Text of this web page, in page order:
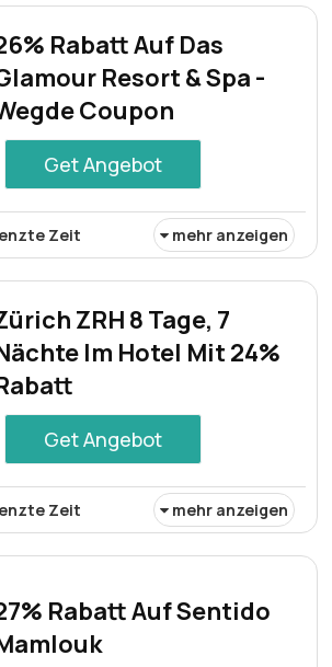
Annehmlichkeiten und unberührte
Sie dabei viel. Buchen Sie jetzt für
Urlaubserlebnis.
Rabatt Auf Das
Resort & Spa -
Coupon
Get Angebot
Zeit mehr anzeigen
Annehmlichkeiten und
inmitten einer atemberaubenden
ZRH 8 Tage, 7
Im Hotel Mit 24%
Get Angebot
Zeit mehr anzeigen
ein einwöchiges Erlebnis im Herzen von
die lokale Kultur eintauchen und die
der Stadt erkunden.
Rabatt Auf Sentido